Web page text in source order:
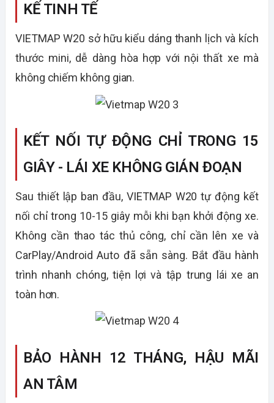
KẾ TINH TẾ
VIETMAP W20 sở hữu kiểu dáng thanh lịch và kích
thước mini, dễ dàng hòa hợp với nội thất xe mà
không chiếm không gian.
KẾT NỐI TỰ ĐỘNG CHỈ TRONG 15
GIÂY - LÁI XE KHÔNG GIÁN ĐOẠN
Sau thiết lập ban đầu, VIETMAP W20 tự động kết
nối chỉ trong 10-15 giây mỗi khi bạn khởi động xe.
Không cần thao tác thủ công, chỉ cần lên xe và
CarPlay/Android Auto đã sẵn sàng. Bắt đầu hành
trình nhanh chóng, tiện lợi và tập trung lái xe an
toàn hơn.
BẢO HÀNH 12 THÁNG, HẬU MÃI
AN TÂM